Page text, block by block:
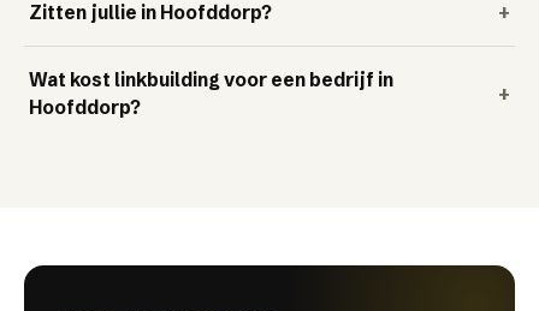
Zitten jullie in Hoofddorp? +
Wat kost linkbuilding voor een bedrijf in
Hoofddorp?
+